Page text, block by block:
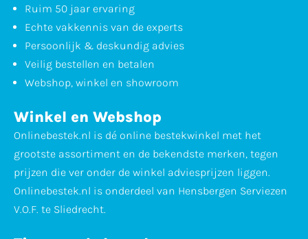
Ruim 50 jaar ervaring
Echte vakkennis van de experts
Persoonlijk & deskundig advies
Veilig bestellen en betalen
Webshop, winkel en showroom
Winkel en Webshop
Onlinebestek.nl is dé online bestekwinkel met het
grootste assortiment en de bekendste merken, tegen
prijzen die ver onder de winkel adviesprijzen liggen.
Onlinebestek.nl is onderdeel van Hensbergen Serviezen
V.O.F. te Sliedrecht.